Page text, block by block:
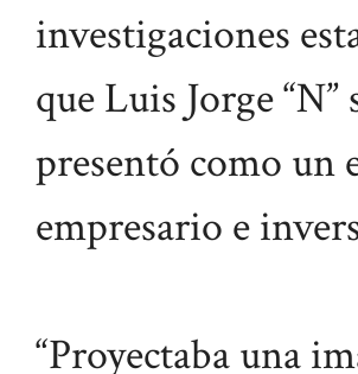
investigaciones
que Luis Jorge “N”
presentó como un
empresario e
“Proyectaba una